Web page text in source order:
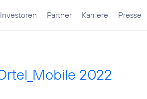
Investoren Partner Karriere Presse
2022